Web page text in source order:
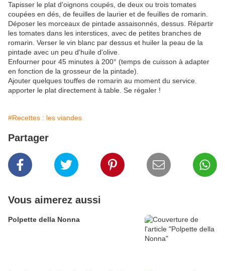
Tapisser le plat d'oignons coupés, de deux ou trois tomates
coupées en dés, de feuilles de laurier et de feuilles de romarin.
Déposer les morceaux de pintade assaisonnés, dessus. Répartir
les tomates dans les interstices, avec de petites branches de
romarin. Verser le vin blanc par dessus et huiler la peau de la
pintade avec un peu d'huile d'olive.
Enfourner pour 45 minutes à 200° (temps de cuisson à adapter
en fonction de la grosseur de la pintade).
Ajouter quelques touffes de romarin au moment du service.
apporter le plat directement à table. Se régaler !
#Recettes : les viandes
Partager
Vous aimerez aussi
Polpette della Nonna